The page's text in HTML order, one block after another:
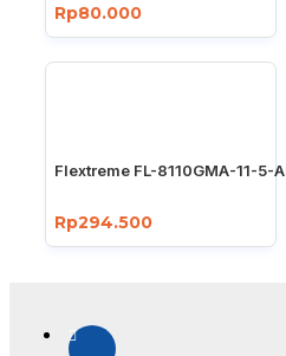
Rp80.000
Flextreme FL-8110GMA-11-
Rp294.500